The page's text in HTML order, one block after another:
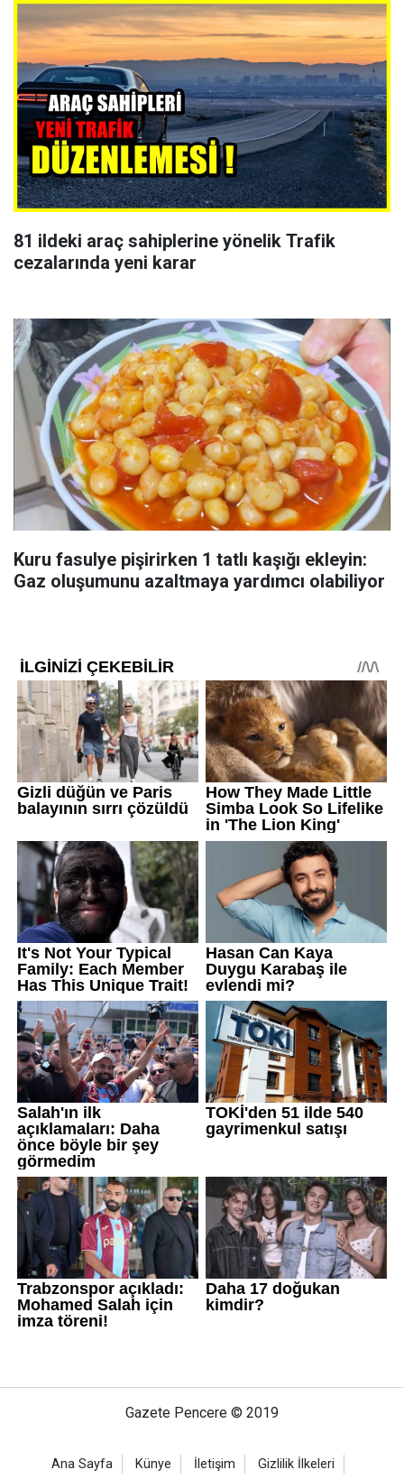
81 ildeki araç sahiplerine yönelik Trafik
cezalarında yeni karar
Kuru fasulye pişirirken 1 tatlı kaşığı ekleyin:
Gaz oluşumunu azaltmaya yardımcı olabiliyor
Gazete Pencere © 2019
Ana Sayfa Künye İletişim
Gizlilik İlkeleri